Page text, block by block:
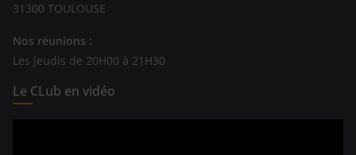
31300 TOULOUSE
Nos réunions :
Les jeudis de 20H00 à 21H30
Le CLub en vidéo